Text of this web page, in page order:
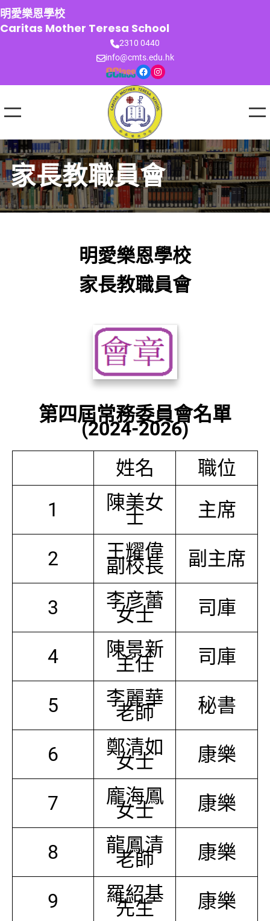
跳
至
主
明愛樂恩學校
Caritas Mother Teresa School
2310 0440
info@cmts.edu.hk
Facebook Instagram
家長教職員會
明愛樂恩學校
家長教職員會
第四屆常務委員會名單
(2024-2026)
姓名
職位
1
陳美女
士 主席
2 王耀偉
副校長 副主席
3 李彦蕾
女士 司庫
4 陳景新
主任 司庫
5 李麗華
老師 秘書
6 鄭清如
女士 康樂
7 龐海鳳
女士 康樂
8 龍鳳清
老師 康樂
9 羅紹基
先生 康樂